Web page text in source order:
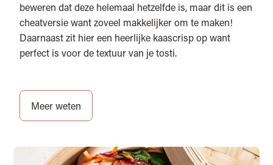
beweren dat deze helemaal hetzelfde is, maar dit is een
cheatversie want zoveel makkelijker om te maken!
Daarnaast zit hier een heerlijke kaascrisp op want
perfect is voor de textuur van je tosti.
Meer weten